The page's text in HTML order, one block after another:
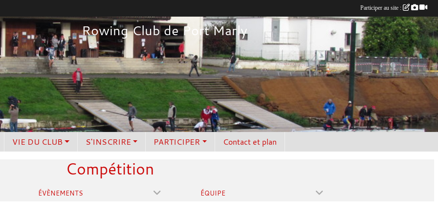
Rowing Club de Port Marly
VIE DU CLUB S'INSCRIRE PARTICIPER Contact et plan
Compétition
ÉVÈNEMENTS ÉQUIPE
Participer au site :